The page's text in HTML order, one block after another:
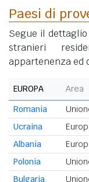
Paesi di
Segue il
stranieri
appartenenza ed
EUROPA Area
Romania
Ucraina
Albania
Polonia
Bulgaria